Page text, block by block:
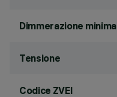
Dimmerazione minima
Tensione
Codice ZVEI